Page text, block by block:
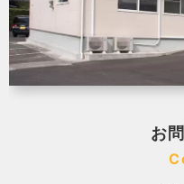
お